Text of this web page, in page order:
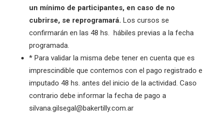
un mínimo de participantes, en caso de no
cubrirse, se reprogramará. Los cursos se
confirmarán en las 48 hs. hábiles previas a la fecha
programada.
* Para validar la misma debe tener en cuenta que es
imprescindible que contemos con el pago registrado e
imputado 48 hs. antes del inicio de la actividad. Caso
contrario debe informar la fecha de pago a
silvana.gilsegal@bakertilly.com.ar